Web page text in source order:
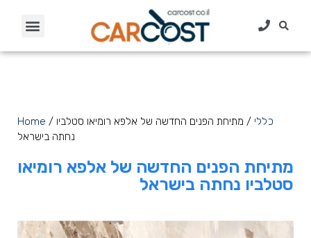
Home / כללי / מתיחת הפנים החדשה של אלפא רומיאו סטלביו
נחתה בישראל
מתיחת הפנים החדשה של אלפא רומיאו
סטלביו נחתה בישראל